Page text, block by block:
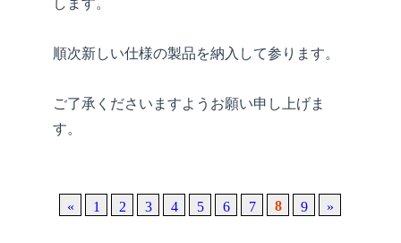
します。
順次新しい仕様の製品を納入して参ります。
ご了承くださいますようお願い申し上げま
す。
« 1 2 3 4 5 6 7 8 9 »